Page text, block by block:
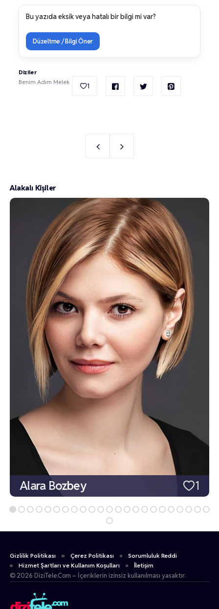
Bu yazıda eksik veya hatalı bir bilgi mi var?
Düzeltme / Bilgi Öner
Diziler
Benim Adım Melek
1
Alakalı Kişiler
1
Alara Bozbey
Gizlilik Politikası Çerez Politikası
Sorumluluk Reddi
Hizmet Şartları ve Kullanım Koşulları
İletişim
© 2026 DiziTele.Com – İçeriklerin izinsiz kullanılması yasaktır.